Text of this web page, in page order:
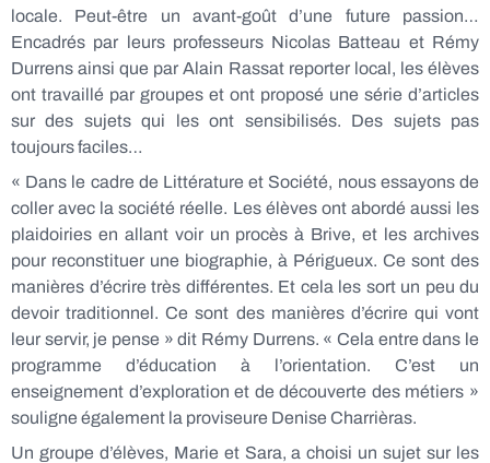
locale. Peut-être un avant-goût d’une future passion…
Encadrés par leurs professeurs Nicolas Batteau et Rémy
Durrens ainsi que par Alain Rassat reporter local, les élèves
ont travaillé par groupes et ont proposé une série d’articles
sur des sujets qui les ont sensibilisés. Des sujets pas
toujours faciles…
« Dans le cadre de Littérature et Société, nous essayons de
coller avec la société réelle. Les élèves ont abordé aussi les
plaidoiries en allant voir un procès à Brive, et les archives
pour reconstituer une biographie, à Périgueux. Ce sont des
manières d’écrire très différentes. Et cela les sort un peu du
devoir traditionnel. Ce sont des manières d’écrire qui vont
leur servir, je pense » dit Rémy Durrens. « Cela entre dans le
programme d’éducation à l’orientation. C’est un
enseignement d’exploration et de découverte des métiers »
souligne également la proviseure Denise Charrièras.
Un groupe d’élèves, Marie et Sara, a choisi un sujet sur les